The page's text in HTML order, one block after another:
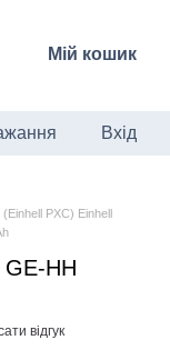
Мій кошик
Вхід
(Einhell PXC) Einhell
GE-HH
відгук